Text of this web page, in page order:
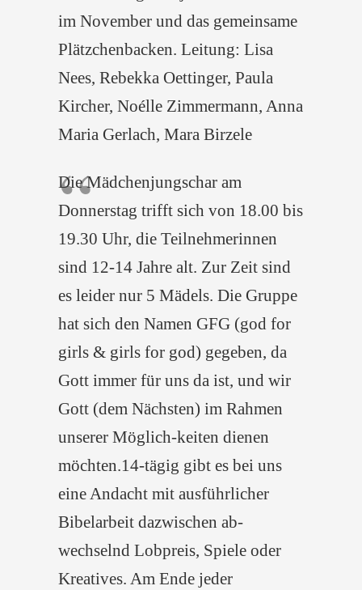
im November und das gemeinsame
Plätzchenbacken. Leitung: Lisa
Nees, Rebekka Oettinger, Paula
Kircher, Noélle Zimmermann, Anna
Maria Gerlach, Mara Birzele
Die Mädchenjungschar am
Donnerstag trifft sich von 18.00 bis
19.30 Uhr, die Teilnehmerinnen
sind 12-14 Jahre alt. Zur Zeit sind
es leider nur 5 Mädels. Die Gruppe
hat sich den Namen GFG (god for
girls & girls for god) gegeben, da
Gott immer für uns da ist, und wir
Gott (dem Nächsten) im Rahmen
unserer Möglich-keiten dienen
möchten.14-tägig gibt es bei uns
eine Andacht mit ausführlicher
Bibelarbeit dazwischen ab-
wechselnd Lobpreis, Spiele oder
Kreatives. Am Ende jeder